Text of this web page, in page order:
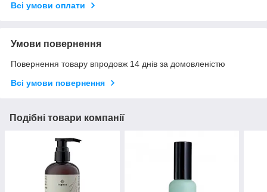
Всі умови оплати
Умови повернення
Повернення товару впродовж 14 днів за домовленістю
Всі умови повернення
Подібні товари компанії